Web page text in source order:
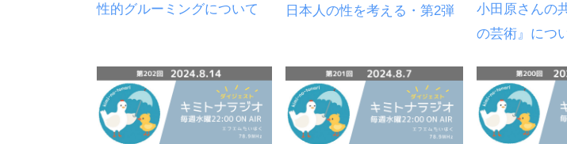
性的グルーミングについて 日本人の性を考える・第2弾
小田原さんの
の芸術』につ